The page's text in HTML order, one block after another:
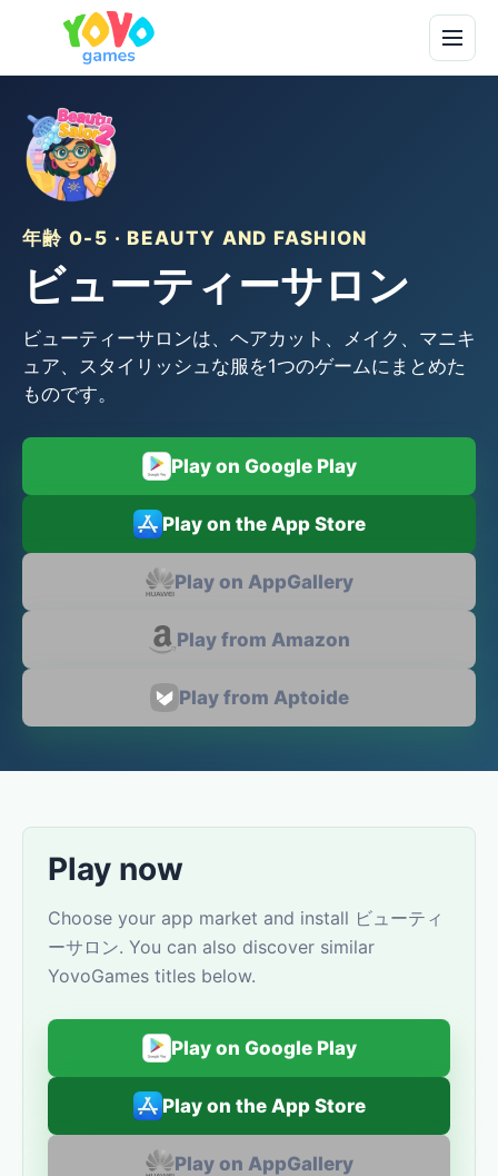
年齢 0-5 · BEAUTY AND FASHION
ビューティーサロン
ビューティーサロンは、ヘアカット、メイク、マニキ
ュア、スタイリッシュな服を1つのゲームにまとめた
ものです。
Play on Google Play
Play on the App Store
Play on AppGallery
Play from Amazon
Play from Aptoide
Play now
Choose your app market and install ビューティ
ーサロン. You can also discover similar
YovoGames titles below.
Play on Google Play
Play on the App Store
Play on AppGallery